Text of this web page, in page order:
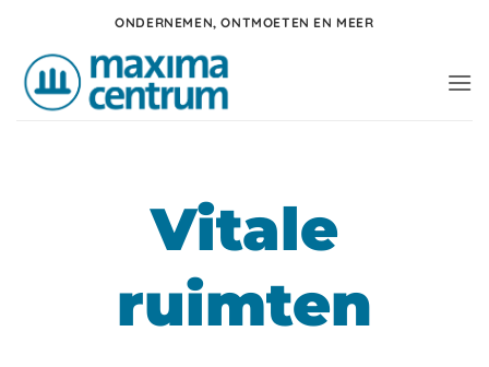
inhoud
ONDERNEMEN, ONTMOETEN EN MEER
Vitale
ruimten